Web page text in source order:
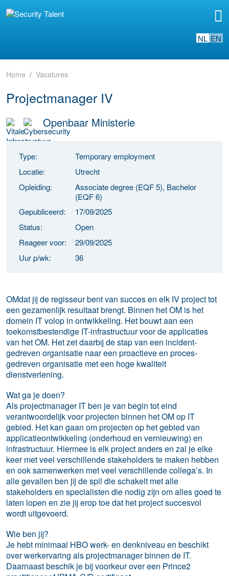
NL EN
Home Vacatures
Projectmanager IV
Openbaar Ministerie
Type:
Temporary employment
Locatie:
Utrecht
Opleiding:
Associate degree (EQF 5), Bachelor
(EQF 6)
Gepubliceerd:
17/09/2025
Status:
Open
Reageer voor:
29/09/2025
Uur p/wk:
36
OMdat jij de regisseur bent van succes en elk IV project tot
een gezamenlijk resultaat brengt. Binnen het OM is het
domein IT volop in ontwikkeling. Het bouwt aan een
toekomstbestendige IT-infrastructuur voor de applicaties
van het OM. Het zet daarbij de stap van een incident-
gedreven organisatie naar een proactieve en proces-
gedreven organisatie met een hoge kwaliteit
dienstverlening.
Wat ga je doen?
Als projectmanager IT ben je van begin tot eind
verantwoordelijk voor projecten binnen het OM op IT
gebied. Het kan gaan om projecten op het gebied van
applicatieontwikkeling (onderhoud en vernieuwing) en
infrastructuur. Hiermee is elk project anders en zal je elke
keer met veel verschillende stakeholders te maken hebben
en ook samenwerken met veel verschillende collega’s. In
alle gevallen ben jij de spil die schakelt met alle
stakeholders en specialisten die nodig zijn om alles goed te
laten lopen en zie jij erop toe dat het project succesvol
wordt uitgevoerd.
Wie ben jij?
Je hebt minimaal HBO werk- en denkniveau en beschikt
over werkervaring als projectmanager binnen de IT.
Daarnaast beschik je bij voorkeur over een Prince2